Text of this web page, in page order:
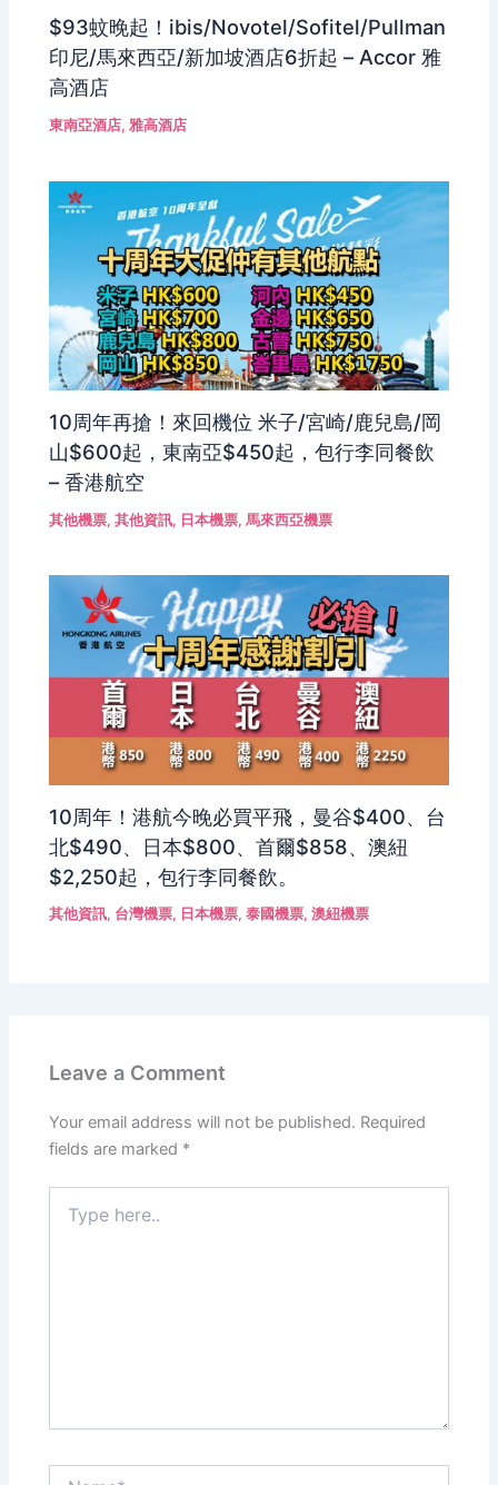
$93蚊晚起！ibis/Novotel/Sofitel/Pullman
印尼/馬來西亞/新加坡酒店6折起 – Accor 雅
高酒店
東南亞酒店,雅高酒店
10周年再搶！來回機位 米子/宮崎/鹿兒島/岡
山$600起，東南亞$450起，包行李同餐飲
– 香港航空
其他機票,其他資訊, 日本機票,馬來西亞機票
10周年！港航今晚必買平飛，曼谷$400、台
北$490、日本$800、首爾$858、澳紐
$2,250起，包行李同餐飲。
其他資訊, 台灣機票, 日本機票,泰國機票,澳紐機票
Leave a Comment
Your email address will not be published. Required
fields are marked *
here..